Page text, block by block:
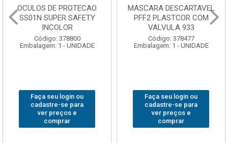
OCULOS DE PROTECAO
SS01N SUPER SAFETY
INCOLOR
Código: 378800
Embalagem: 1 - UNIDADE
Faça seu login ou
cadastre-se para
ver preços e
comprar
MASCARA DESCARTAVEL
PFF2 PLASTCOR COM
VALVULA 933
Código: 378477
Embalagem: 1 - UNIDADE
Faça seu login ou
cadastre-se para
ver preços e
comprar